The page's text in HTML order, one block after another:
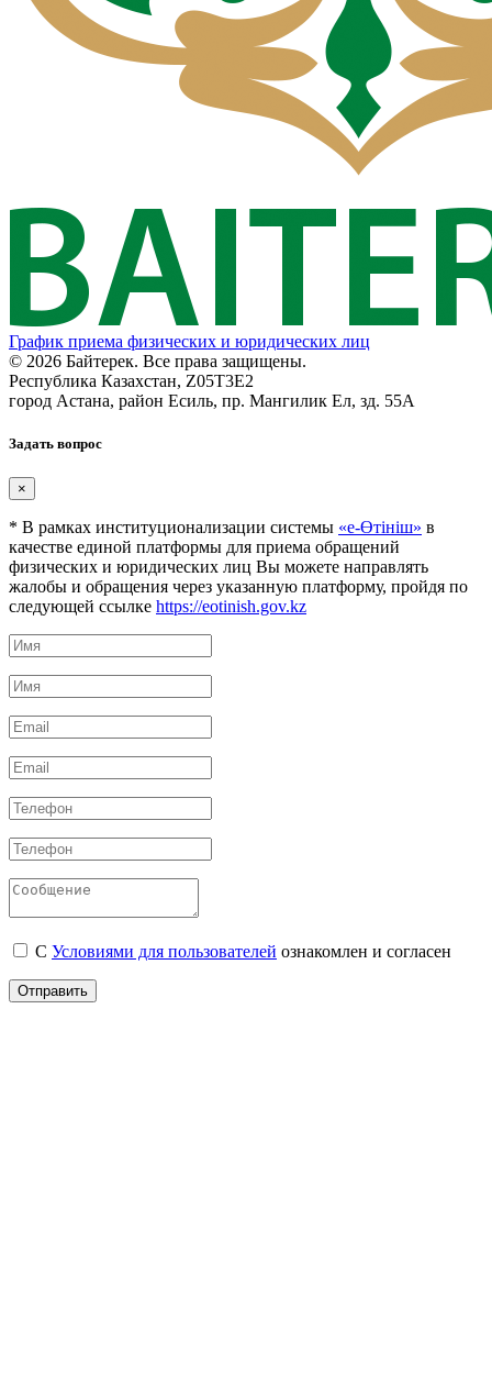
График приема физических и юридических лиц
© 2026 Байтерек. Все права защищены.
Республика Казахстан, Z05T3E2
город Астана, район Есиль, пр. Мангилик Ел, зд. 55А
Задать вопрос
×
* В рамках институционализации системы «е-Өтініш» в
качестве единой платформы для приема обращений
физических и юридических лиц Вы можете направлять
жалобы и обращения через указанную платформу, пройдя по
следующей ссылке https://eotinish.gov.kz
С Условиями для пользователей ознакомлен и согласен
Отправить